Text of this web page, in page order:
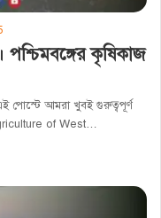
কৃষিকাজ
পোস্টে আমরা খুবই গুরুত্বপূর্ণ
of West…